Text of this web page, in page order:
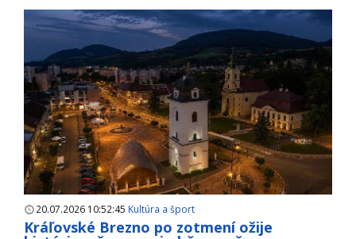
20.07.2026 10:52:45 Kultúra a šport
Kráľovské Brezno po zotmení ožije